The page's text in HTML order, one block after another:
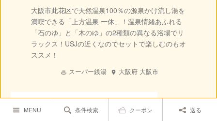
大阪市此花区で天然温泉100％の源泉かけ流し湯を
満喫できる「上方温泉 一休」！温泉情緒あふれる
「石のゆ」と「木のゆ」の2種類の異なる浴場でリ
ラックス！USJの近くなのでセットで楽しむのもオ
ススメ！
スーパー銭湯 大阪府 大阪市
最近目立つのと マナーの悪いお客さんが目立
MENU 条件検索 クーポン 送る